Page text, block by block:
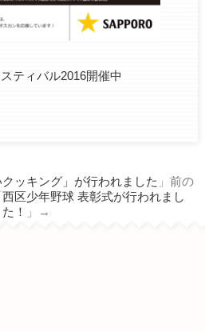
ッキング」が行われました 」前の
西区少年野球 表彰式が行われまし
た！
」→